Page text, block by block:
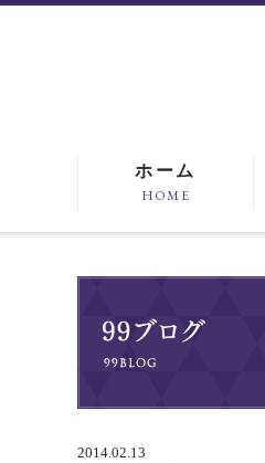
ホーム
HOME
2014.02.13